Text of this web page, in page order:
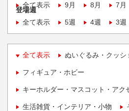
全て表示
9月 8月 7月
登場週
全て表示
5週 4週 3週
全て表示 ぬいぐるみ・クッシ
フィギュア・ホビー
キーホルダー・マスコット・アク
生活雑貨・インテリア・小物